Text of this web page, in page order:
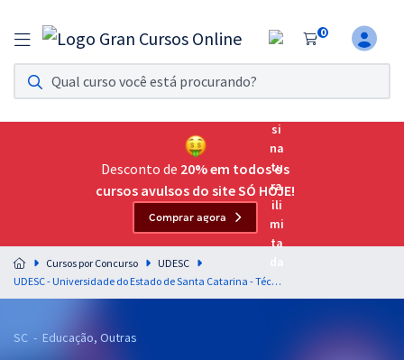
0
Assinatura Ilimitada 11
Acesso a todos os cursos. Teste grátis por 7 dias!
Assinatura OAB Até Passar
Acesso ilimitado a toda preparação para o Exame da
Residências Multiprofissionais
Preparação completa e intensiva para as principais
residências em saúde do Brasil
Desconto de 20% em todos os
cursos avulsos do site SÓ HOJE!
Comprar agora
Cursos por Concurso
UDESC
UDESC - Universidade do Estado de Santa Catarina - Técnico Universitário de Suporte - Função: Assistente Administrativo
SC - Educação, Outras